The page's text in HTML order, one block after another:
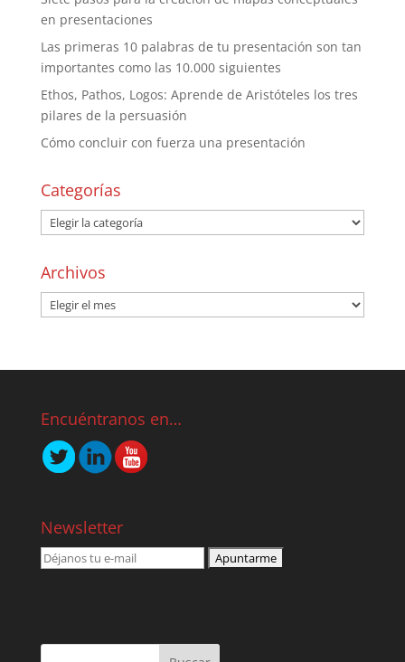
en presentaciones
Las primeras 10 palabras de tu presentación son tan
importantes como las 10.000 siguientes
Ethos, Pathos, Logos: Aprende de Aristóteles los tres
pilares de la persuasión
Cómo concluir con fuerza una presentación
Categorías
Archivos
Encuéntranos en…
Newsletter